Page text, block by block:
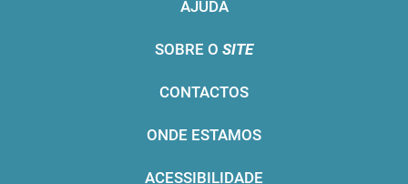
AJUDA
SOBRE O SITE
CONTACTOS
ONDE ESTAMOS
ACESSIBILIDADE